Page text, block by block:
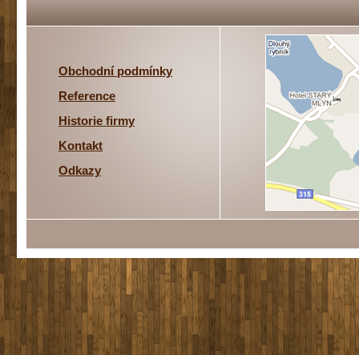
Obchodní podmínky
Reference
Historie firmy
Kontakt
Odkazy